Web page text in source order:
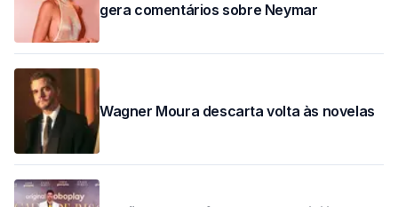
gera comentários sobre Neymar
Wagner Moura descarta volta às novelas